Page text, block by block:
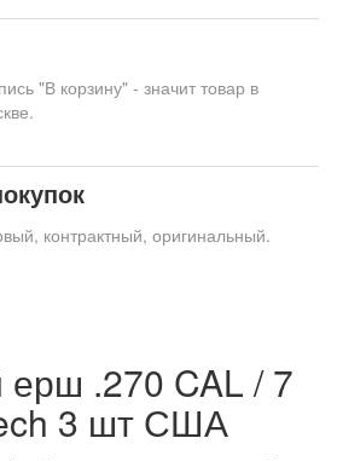
"В корзину" - значит товар в
контрактный, оригинальный.
.270 CAL / 7
3 шт США